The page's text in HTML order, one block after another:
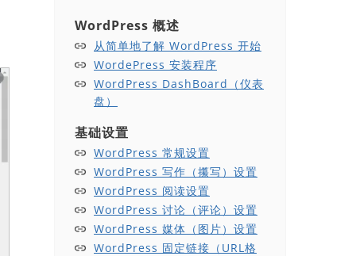
WordPress 概述
从简单地了解 WordPress 开始
WordePress 安装程序
WordPress DashBoard（仪表
盘）
基础设置
WordPress 常规设置
WordPress 写作（攥写）设置
WordPress 阅读设置
WordPress 讨论（评论）设置
WordPress 媒体（图片）设置
WordPress 固定链接（URL格